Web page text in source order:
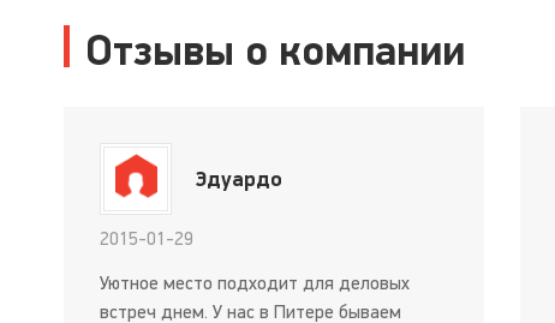
Отзывы о компании
Эдуардо
2015-01-29
Уютное место подходит для деловых
встреч днем. У нас в Питере бываем